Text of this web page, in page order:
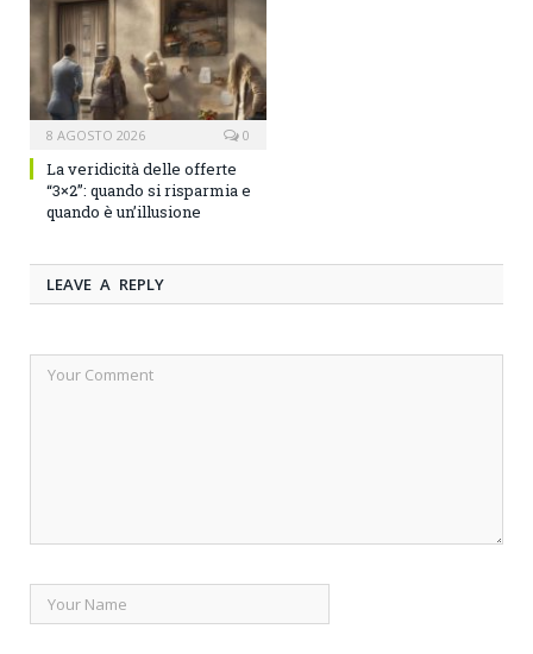
8 AGOSTO 2026 0
La veridicità delle offerte
“3×2”: quando si risparmia e
quando è un’illusione
LEAVE A REPLY